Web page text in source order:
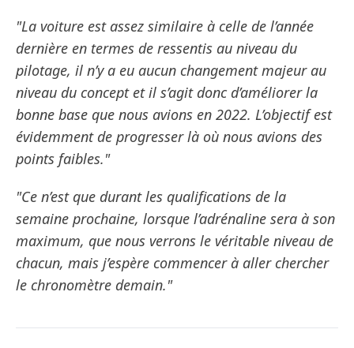
"La voiture est assez similaire à celle de l’année
dernière en termes de ressentis au niveau du
pilotage, il n’y a eu aucun changement majeur au
niveau du concept et il s’agit donc d’améliorer la
bonne base que nous avions en 2022. L’objectif est
évidemment de progresser là où nous avions des
points faibles."
"Ce n’est que durant les qualifications de la
semaine prochaine, lorsque l’adrénaline sera à son
maximum, que nous verrons le véritable niveau de
chacun, mais j’espère commencer à aller chercher
le chronomètre demain."